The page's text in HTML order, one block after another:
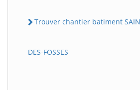
Trouver chantier batiment
DES-FOSSES